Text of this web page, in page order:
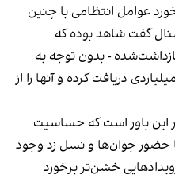
عوامل انتظامی با چنین
گفت شاهد بوده که
- بدون توجه به
دریافت کرده و آنها را از
این باور است که حساسیت
حضور جوان‌ها و نسل زد وجود
خشن‌تر برخورد